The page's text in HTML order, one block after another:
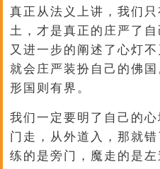
真正从法义上讲，我们
土，才是真正的庄严了
又进一步的阐述了心灯
就会庄严装扮自己的佛
形国则有界。
我们一定要明了自己的
门走，从外道入，那就
练的是旁门，魔走的是